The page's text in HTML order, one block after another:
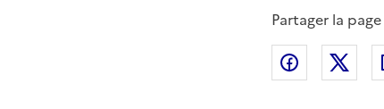
Partager la page
Partager